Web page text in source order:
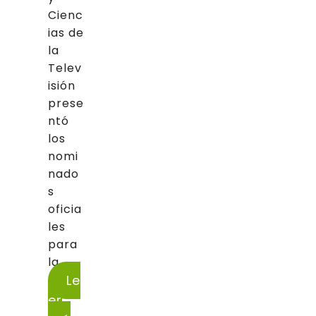
Cienc
ias de
la
Telev
isión
prese
ntó
los
nomi
nado
s
oficia
les
para
la...
Le
er